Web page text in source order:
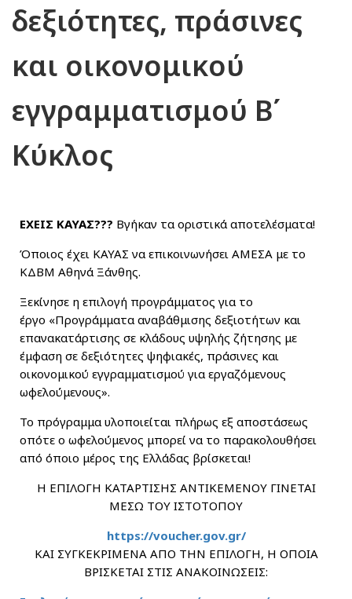
δεξιότητες, πράσινες
και οικονομικού
εγγραμματισμού Β΄
Κύκλος
ΕΧΕΙΣ ΚΑΥΑΣ??? Βγήκαν τα οριστικά αποτελέσματα!
Όποιος έχει ΚΑΥΑΣ να επικοινωνήσει ΑΜΕΣΑ με το
ΚΔΒΜ Αθηνά Ξάνθης.
Ξεκίνησε η επιλογή προγράμματος για το
έργο «Προγράμματα αναβάθμισης δεξιοτήτων και
επανακατάρτισης σε κλάδους υψηλής ζήτησης με
έμφαση σε δεξιότητες ψηφιακές, πράσινες και
οικονομικού εγγραμματισμού για εργαζόμενους
ωφελούμενους».
Το πρόγραμμα υλοποιείται πλήρως εξ αποστάσεως
οπότε ο ωφελούμενος μπορεί να το παρακολουθήσει
από όποιο μέρος της Ελλάδας βρίσκεται!
Η ΕΠΙΛΟΓΗ ΚΑΤΑΡΤΙΣΗΣ ΑΝΤΙΚΕΜΕΝΟΥ ΓΙΝΕΤΑΙ
ΜΕΣΩ ΤΟΥ ΙΣΤΟΤΟΠΟΥ
https://voucher.gov.gr/
ΚΑΙ ΣΥΓΚΕΚΡΙΜΕΝΑ ΑΠΟ ΤΗΝ ΕΠΙΛΟΓΗ, Η ΟΠΟΙΑ
ΒΡΙΣΚΕΤΑΙ ΣΤΙΣ ΑΝΑΚΟΙΝΩΣΕΙΣ: